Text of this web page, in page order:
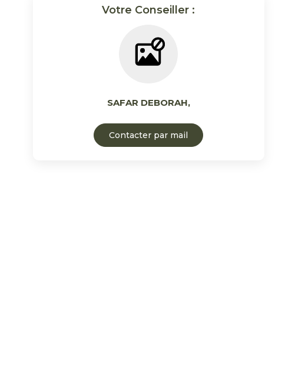
Votre Conseiller :
SAFAR DEBORAH,
Contacter par mail